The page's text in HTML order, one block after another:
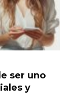
ser uno
y